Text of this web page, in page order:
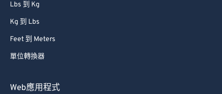
Lbs 到 Kg
Kg 到 Lbs
Feet 到 Meters
單位轉換器
Web應用程式